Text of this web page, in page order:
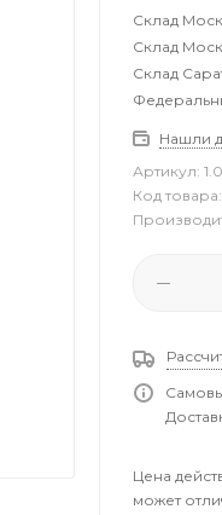
Склад
Склад
Склад
Нашли
Артикул:
Код товара:
Цена
может